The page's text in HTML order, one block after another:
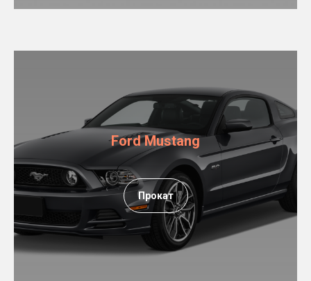
Ford Mustang
Прокат